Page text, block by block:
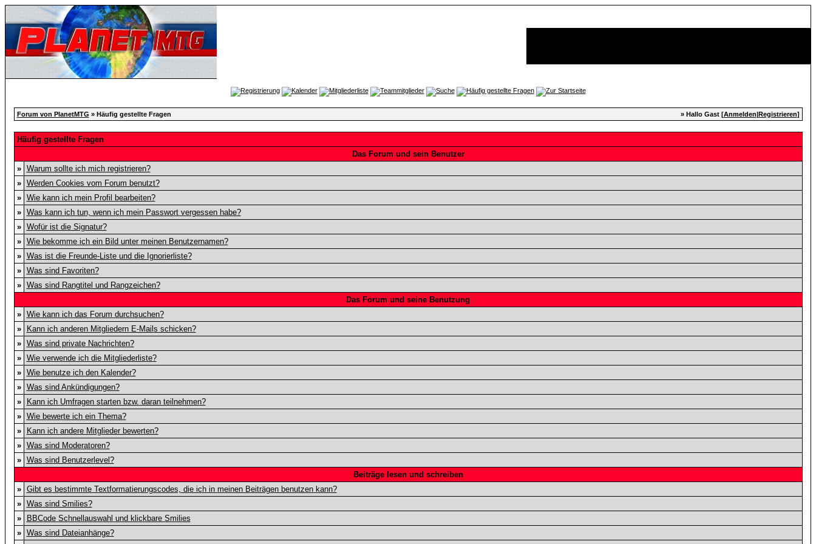
Forum von PlanetMTG » Häufig gestellte Fragen » Hallo Gast [Anmelden|Registrieren]
Häufig gestellte Fragen
Das Forum und sein Benutzer
»
Warum sollte ich mich registrieren?
»
Werden Cookies vom Forum benutzt?
»
Wie kann ich mein Profil bearbeiten?
»
Was kann ich tun, wenn ich mein Passwort vergessen habe?
»
Wofür ist die Signatur?
»
Wie bekomme ich ein Bild unter meinen Benutzernamen?
»
Was ist die Freunde-Liste und die Ignorierliste?
»
Was sind Favoriten?
»
Was sind Rangtitel und Rangzeichen?
Das Forum und seine Benutzung
»
Wie kann ich das Forum durchsuchen?
»
Kann ich anderen Mitgliedern E-Mails schicken?
»
Was sind private Nachrichten?
»
Wie verwende ich die Mitgliederliste?
»
Wie benutze ich den Kalender?
»
Was sind Ankündigungen?
»
Kann ich Umfragen starten bzw. daran teilnehmen?
»
Wie bewerte ich ein Thema?
»
Kann ich andere Mitglieder bewerten?
»
Was sind Moderatoren?
»
Was sind Benutzerlevel?
Beiträge lesen und schreiben
»
Gibt es bestimmte Textformatierungscodes, die ich in meinen Beiträgen benutzen kann?
»
Was sind Smilies?
»
BBCode Schnellauswahl und klickbare Smilies
»
Was sind Dateianhänge?